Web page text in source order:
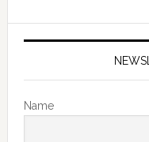
Name